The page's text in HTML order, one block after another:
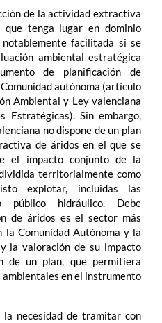
de la actividad extractiva
tenga lugar en dominio
facilitada si se
ambiental estratégica
de planificación de
autónoma (artículo
Ambiental y Ley valenciana
Estratégicas). Sin embargo,
no dispone de un plan
de áridos en el que se
el impacto conjunto de la
territorialmente como
explotar, incluidas las
público hidráulico. Debe
de áridos es el sector más
Comunidad Autónoma y la
la valoración de su impacto
de un plan, que permitiera
en el instrumento
necesidad de tramitar con